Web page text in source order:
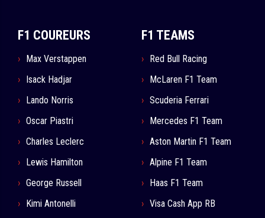
F1 COUREURS
Max Verstappen
Isack Hadjar
Lando Norris
Oscar Piastri
Charles Leclerc
Lewis Hamilton
George Russell
Kimi Antonelli
F1 TEAMS
Red Bull Racing
McLaren F1 Team
Scuderia Ferrari
Mercedes F1 Team
Aston Martin F1 Team
Alpine F1 Team
Haas F1 Team
Visa Cash App RB